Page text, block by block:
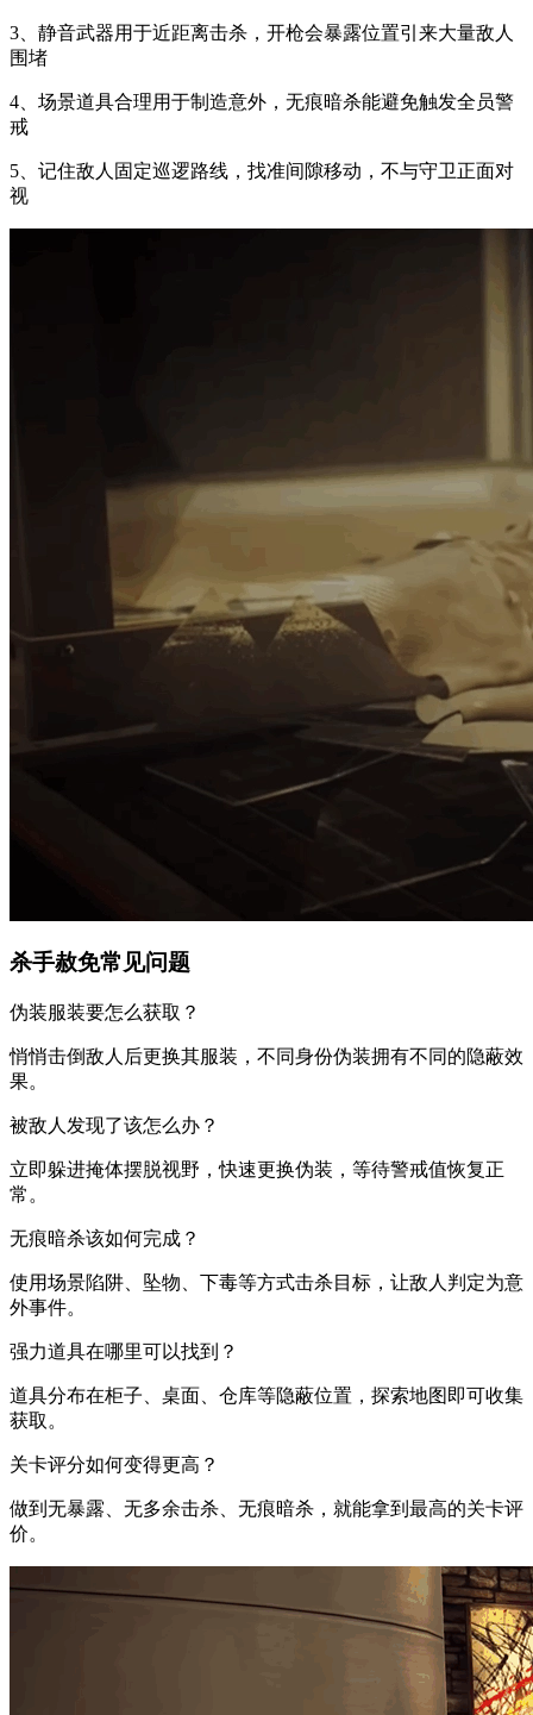
3、静音武器用于近距离击杀，开枪会暴露位置引来大量敌人
围堵
4、场景道具合理用于制造意外，无痕暗杀能避免触发全员警
戒
5、记住敌人固定巡逻路线，找准间隙移动，不与守卫正面对
视
杀手赦免常见问题
伪装服装要怎么获取？
悄悄击倒敌人后更换其服装，不同身份伪装拥有不同的隐蔽效
果。
被敌人发现了该怎么办？
立即躲进掩体摆脱视野，快速更换伪装，等待警戒值恢复正
常。
无痕暗杀该如何完成？
使用场景陷阱、坠物、下毒等方式击杀目标，让敌人判定为意
外事件。
强力道具在哪里可以找到？
道具分布在柜子、桌面、仓库等隐蔽位置，探索地图即可收集
获取。
关卡评分如何变得更高？
做到无暴露、无多余击杀、无痕暗杀，就能拿到最高的关卡评
价。